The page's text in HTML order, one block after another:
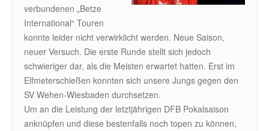
verbundenen „Betze
International“ Touren
konnte leider nicht verwirklicht werden. Neue Saison,
neuer Versuch. Die erste Runde stellt sich jedoch
schwieriger dar, als die Meisten erwartet hatten. Erst im
Elfmeterschießen konnten sich unsere Jungs gegen den
SV Wehen-Wiesbaden durchsetzen.
Um an die Leistung der letztjährigen DFB Pokalsaison
anknüpfen und diese bestenfalls noch topen zu können,